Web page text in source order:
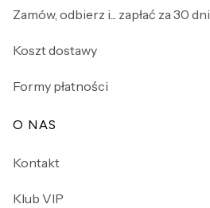
Zamów, odbierz i... zapłać za 30 dni
Koszt dostawy
Formy płatności
O NAS
Kontakt
Klub VIP